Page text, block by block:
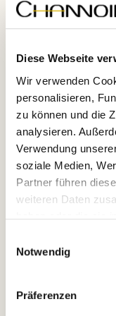
Diese Webseite
Wir verwenden
personalisieren,
zu können und die
analysieren.
Verwendung
soziale Medien,
Partner führen
weiteren Daten
mehr
kontaktieren
Notwendig
Präferenzen